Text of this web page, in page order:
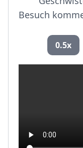
Besuch
0.5x